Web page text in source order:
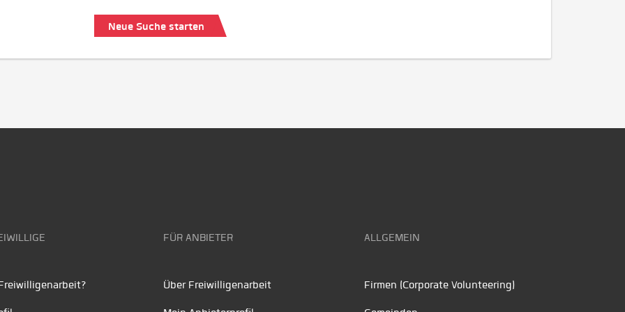
Neue Suche starten
FÜR ANBIETER
Über Freiwilligenarbeit
ALLGEMEIN
Firmen (Corporate Volunteering)